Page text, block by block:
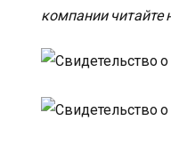
компании читайте